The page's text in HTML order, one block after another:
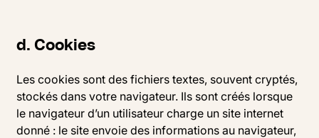
d. Cookies
Les cookies sont des fichiers textes, souvent cryptés,
stockés dans votre navigateur. Ils sont créés lorsque
le navigateur d’un utilisateur charge un site internet
donné : le site envoie des informations au navigateur,